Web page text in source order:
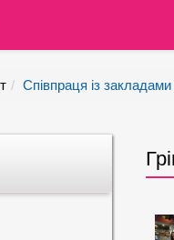
Співпраця із закладами